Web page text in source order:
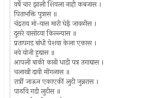
वर्षे चार झाली शिवला नाही कबजास ।
पिताभक्ति पुत्रास ॥
चंद्रराव मो-यास मारी घेई जावळीस ।
दुसरे वासोटया किल्ल्यास ॥
प्रतापगड बांधी पेशवा केला एकास ।
नवे योजी हुद्यास ॥
आपली बाकी काढी धाडी पत्र तगाद्यास ।
चलाखी दावी मोंगलास ॥
रात्रीं जाऊन एकाएकीं लुटी जुन्नरास ।
पाठवि गडी लुटीस ॥